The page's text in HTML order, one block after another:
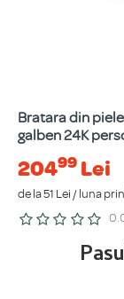
Bratara din
galben 24K
20499 Lei
de la 51 Lei / luna prin